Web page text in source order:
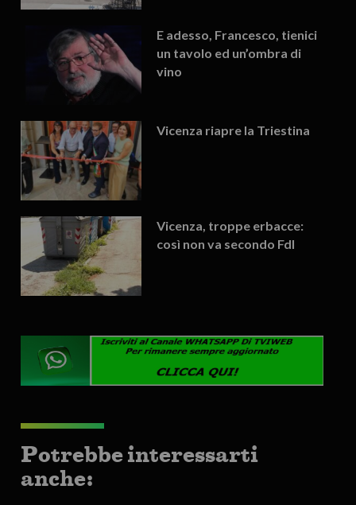
E adesso, Francesco, tienici
un tavolo ed un’ombra di
vino
Vicenza riapre la Triestina
Vicenza, troppe erbacce:
così non va secondo FdI
Potrebbe interessarti
anche: